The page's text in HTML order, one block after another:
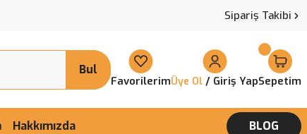
Sipariş Takibi
Bul
FavorilerimÜye Ol / Giriş YapSepetim
Hakkımızda BLOG